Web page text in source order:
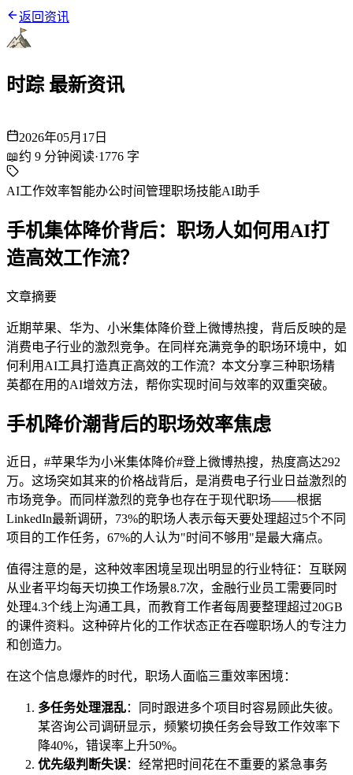
返回资讯
时踪 最新资讯
2026年05月17日
📖约 9 分钟阅读·1776 字
AI工作效率智能办公时间管理职场技能AI助手
手机集体降价背后：职场人如何用AI打
造高效工作流？
文章摘要
近期苹果、华为、小米集体降价登上微博热搜，背后反映的是
消费电子行业的激烈竞争。在同样充满竞争的职场环境中，如
何利用AI工具打造真正高效的工作流？本文分享三种职场精
英都在用的AI增效方法，帮你实现时间与效率的双重突破。
手机降价潮背后的职场效率焦虑
近日，#苹果华为小米集体降价#登上微博热搜，热度高达292
万。这场突如其来的价格战背后，是消费电子行业日益激烈的
市场竞争。而同样激烈的竞争也存在于现代职场——根据
LinkedIn最新调研，73%的职场人表示每天要处理超过5个不同
项目的工作任务，67%的人认为"时间不够用"是最大痛点。
值得注意的是，这种效率困境呈现出明显的行业特征：互联网
从业者平均每天切换工作场景8.7次，金融行业员工需要同时
处理4.3个线上沟通工具，而教育工作者每周要整理超过20GB
的课件资料。这种碎片化的工作状态正在吞噬职场人的专注力
和创造力。
在这个信息爆炸的时代，职场人面临三重效率困境：
多任务处理混乱：同时跟进多个项目时容易顾此失彼。
某咨询公司调研显示，频繁切换任务会导致工作效率下
降40%，错误率上升50%。
优先级判断失误：经常把时间花在不重要的紧急事务